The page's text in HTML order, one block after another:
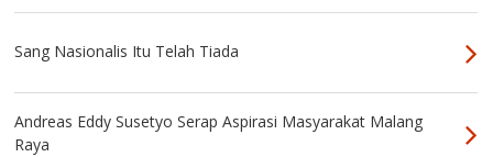
Sang Nasionalis Itu Telah Tiada
Andreas Eddy Susetyo Serap Aspirasi Masyarakat Malang
Raya